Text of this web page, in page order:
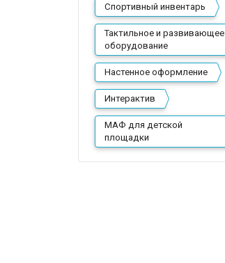
Спортивный инвентарь
Тактильное и развивающее
оборудование
Настенное оформление
Интерактив
МАФ для детской
площадки